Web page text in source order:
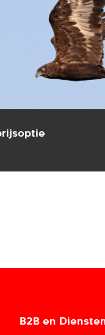
B2B en